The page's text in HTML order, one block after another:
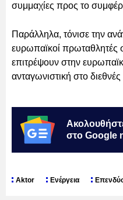
συμμαχίες προς το
Παράλληλα, τόνισε την
ευρωπαϊκοί πρωταθλητές
επιτρέψουν στην
ανταγωνιστική στο
στο Google
Aktor Ενέργεια